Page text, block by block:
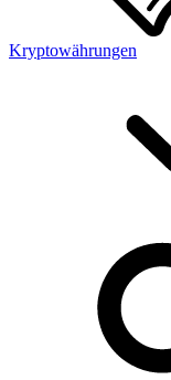
Kryptowährungen